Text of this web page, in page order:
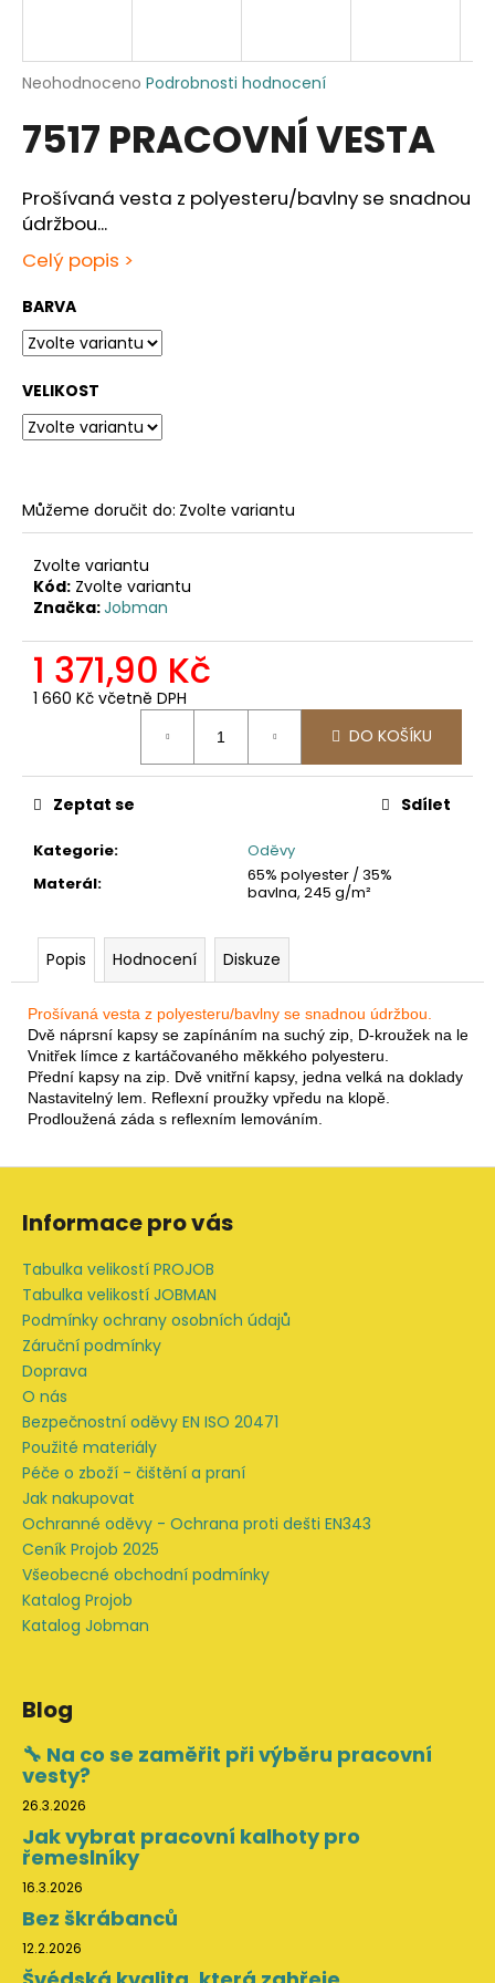
Průměrné
produktu
je
z
5
hvězdiček.
Neohodnoceno Podrobnosti hodnocení
7517 PRACOVNÍ VESTA
Prošívaná vesta z polyesteru/bavlny se snadnou
údržbou...
Celý popis >
BARVA
VELIKOST
Můžeme doručit do: Zvolte variantu
Zvolte variantu
Kód: Zvolte variantu
Značka:Jobman
1 371,90 Kč
1 660 Kč včetně DPH
DO KOŠÍKU
Kategorie:
Oděvy
Materál:
65% polyester / 35%
bavlna, 245 g/m²
Zeptat se Sdílet
Popis Hodnocení Diskuze
Prošívaná vesta z polyesteru/bavlny se snadnou údržbou.
Dvě náprsní kapsy se zapínáním na suchý zip, D-kroužek na
Vnitřek límce z kartáčovaného měkkého polyesteru.
Přední kapsy na zip. Dvě vnitřní kapsy, jedna velká na doklady a
Nastavitelný lem. Reflexní proužky vpředu na klopě.
Prodloužená záda s reflexním lemováním.
j
í
?
D
o
p
o
r
č
u
e
m
e
2325
MICROFLEECOVÁ
971,07
Z
Informace pro vás
Tabulka velikostí PROJOB
Tabulka velikostí JOBMAN
Podmínky ochrany osobních údajů
Záruční podmínky
Doprava
O nás
Bezpečnostní oděvy EN ISO 20471
Použité materiály
Péče o zboží - čištění a praní
Jak nakupovat
Ochranné oděvy - Ochrana proti dešti EN343
Ceník Projob 2025
Všeobecné obchodní podmínky
Katalog Projob
Katalog Jobman
Blog
🔧 Na co se zaměřit při výběru pracovní
vesty?
26.3.2026
Jak vybrat pracovní kalhoty pro
řemeslníky
16.3.2026
Bez škrábanců
12.2.2026